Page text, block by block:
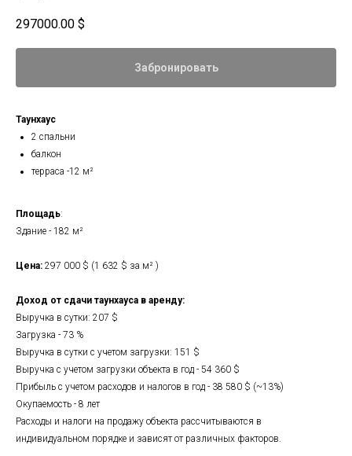
297000.00 $
Забронировать
Таунхаус
2 спальни
балкон
терраса -12 м²
Площадь:
Здание - 182 м²
Цена: 297 000 $ (1 632 $ за м² )
Доход от сдачи таунхауса в аренду:
Выручка в сутки: 207 $
Загрузка - 73 %
Выручка в сутки с учетом загрузки: 151 $
Выручка с учетом загрузки объекта в год - 54 360 $
Прибыль с учетом расходов и налогов в год - 38 580 $ (~13%)
Окупаемость - 8 лет
Расходы и налоги на продажу объекта рассчитываются в
индивидуальном порядке и зависят от различных факторов.